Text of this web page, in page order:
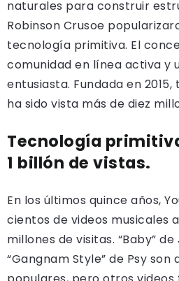
naturales para construir
Robinson Crusoe
tecnología primitiva. El
comunidad en línea activa y
entusiasta. Fundada en
ha sido vista más de diez
Tecnología
1 billón de vistas.
En los últimos quince años,
cientos de videos musicales
millones de visitas. “Baby”
“Gangnam Style” de Psy son